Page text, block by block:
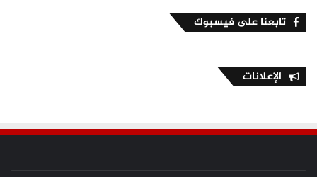
تابعنا على فيسبوك
الإعلانات